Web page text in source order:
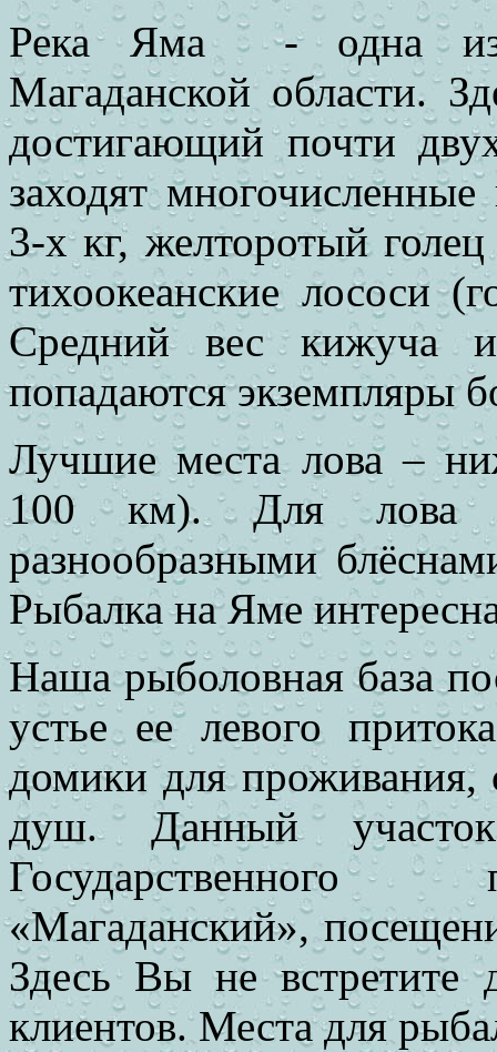
Река Яма - одна из
Магаданской области.
достигающий почти
заходят
3-х кг, желторотый
тихоокеанские лососи
Средний вес
попадаются экземпляры
Лучшие места лова –
100 км). Для лова
разнообразными
Рыбалка на Яме
Наша рыболовная база
устье ее левого
домики для проживания,
душ. Данный
Государственного
«Магаданский»,
Здесь Вы не встретите
клиентов. Места для